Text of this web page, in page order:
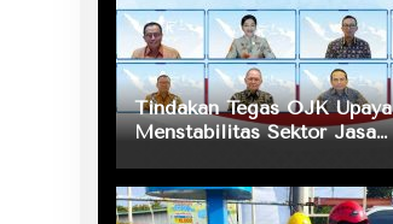
Tindakan Tegas OJK Upaya
Menstabilitas Sektor Jasa
Sektor Keuangan